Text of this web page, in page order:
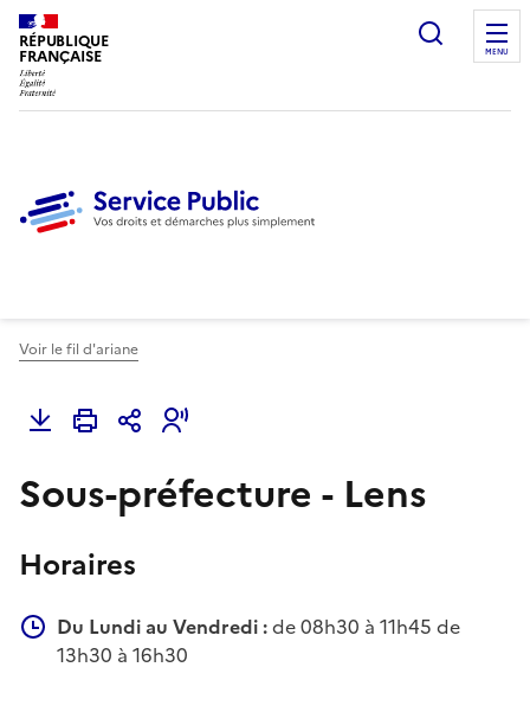
RÉPUBLIQUE
FRANÇAISE
Ouvrir
MENU
Voir le fil d'ariane
Sous-préfecture - Lens
Horaires
Du Lundi au Vendredi :de 08h30 à 11h45 de
13h30 à 16h30